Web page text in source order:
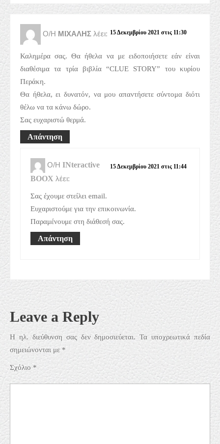
Ο/Η ΜΙΧΑΛΗΣ λέει: 15 Δεκεμβρίου 2021 στις 11:30
Καλημέρα σας. Θα ήθελα να με ειδοποιήσετε εάν είναι
διαθέσιμα τα τρία βιβλία “CLUE STORY” του κυρίου
Περάκη.
Θα ήθελα, ει δυνατόν, να μου απαντήσετε σύντομα διότι
θέλω να τα κάνω δώρο.
Σας ευχαριστώ θερμά.
Απάντηση
Ο/Η INteractive
BOOX λέει:
15 Δεκεμβρίου 2021 στις 11:44
Σας έχουμε στείλει email.
Ευχαριστούμε για την επικοινωνία.
Παραμένουμε στη διάθεσή σας.
Απάντηση
Leave a Reply
Η ηλ. διεύθυνση σας δεν δημοσιεύεται. Τα υποχρεωτικά πεδία
σημειώνονται με *
Σχόλιο*